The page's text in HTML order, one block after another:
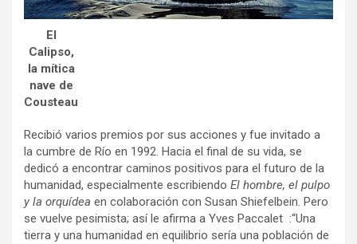
El
Calipso,
la mítica
nave de
Cousteau
Recibió varios premios por sus acciones y fue invitado a
la cumbre de Río en 1992. Hacia el final de su vida, se
dedicó a encontrar caminos positivos para el futuro de la
humanidad, especialmente escribiendo El hombre, el pulpo
y la orquídea en colaboración con Susan Shiefelbein. Pero
se vuelve pesimista; así le afirma a Yves Paccalet :“Una
tierra y una humanidad en equilibrio sería una población de